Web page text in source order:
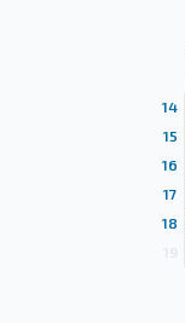
14
15
16
17
18